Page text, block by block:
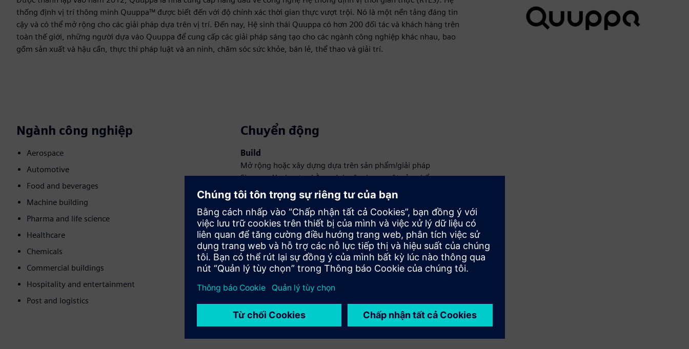
thống định vị trí thông minh Quuppa™ được biết đến với độ chính xác thời gian thực vượt trội. Nó là một nền tảng đáng tin
cậy và có thể mở rộng cho các giải pháp dựa trên vị trí. Đến nay, Hệ sinh thái Quuppa có hơn 200 đối tác và khách hàng trên
toàn thế giới, những người dựa vào Quuppa để cung cấp các giải pháp sáng tạo cho các ngành công nghiệp khác nhau, bao
gồm sản xuất và hậu cần, thực thi pháp luật và an ninh, chăm sóc sức khỏe, bán lẻ, thể thao và giải trí.
Ngành công nghiệp
Aerospace
Automotive
Food and beverages
Machine building
Pharma and life science
Healthcare
Chemicals
Commercial buildings
Hospitality and entertainment
Post and logistics
Chuyển động
Build
Mở rộng hoặc xây dựng dựa trên sản phẩm/giải pháp
Siemens Xcelerator bằng cách xây dựng một sản phẩm
mới hoặc tạo ra một giải pháp khách hàng mới thông qua
việc tích hợp sản phẩm Siemens Xcelerator và sản phẩm
của riêng bạn